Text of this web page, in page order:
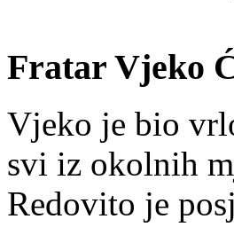
Fratar Vjeko
Vjeko je bio
svi iz okolnih
Redovito je